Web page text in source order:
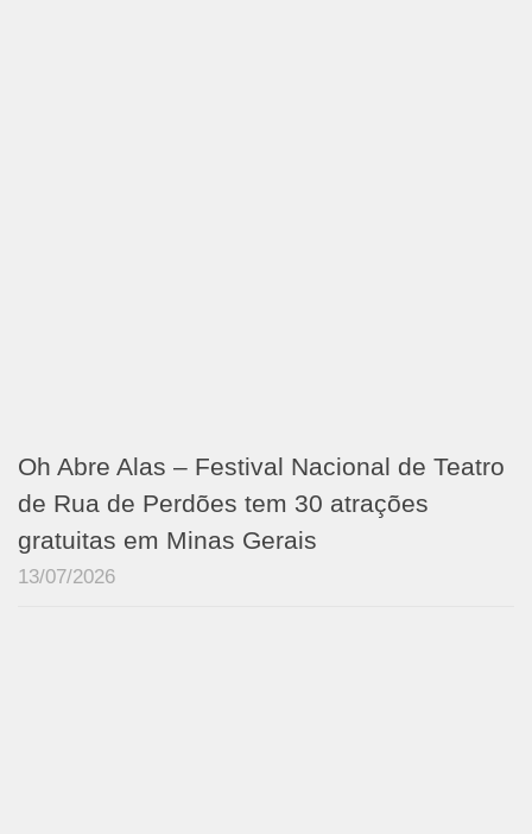
Oh Abre Alas – Festival Nacional de Teatro
de Rua de Perdões tem 30 atrações
gratuitas em Minas Gerais
13/07/2026